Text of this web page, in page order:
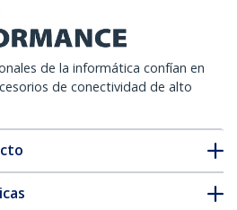
de la informática confían en
de conectividad de alto